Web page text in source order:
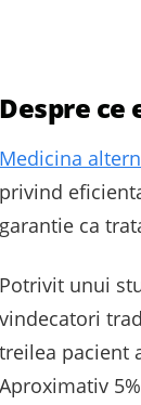
Despre ce
Medicina
privind
garantie ca
Potrivit unui
vindecatori
treilea pacient
Aproximativ